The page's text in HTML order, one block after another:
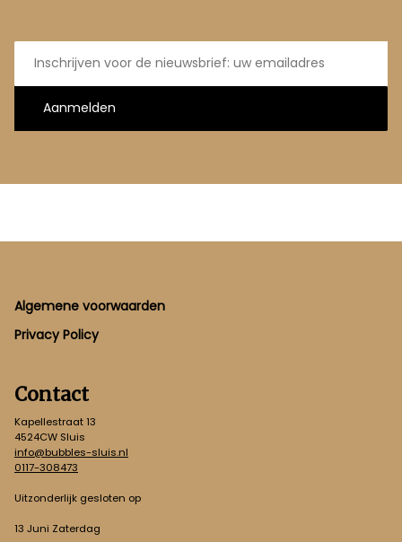
E-
mailadres
Aanmelden
Footer
Algemene voorwaarden
Privacy Policy
Contact
Kapellestraat 13
4524CW Sluis
info@bubbles-sluis.nl
0117-308473
Uitzonderlijk gesloten op
13 Juni Zaterdag